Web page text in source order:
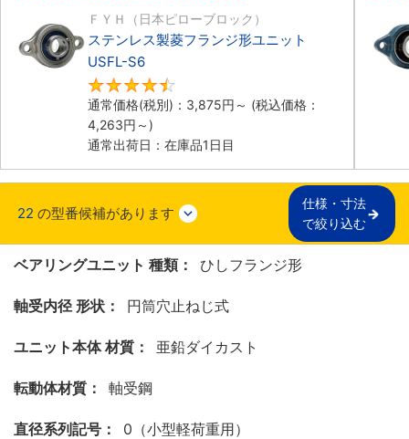
ＦＹＨ（日本ピローブロック）
ステンレス製菱フランジ形ユニット
USFL-S6
通常価格(税別)： 3,875円 ～ (税込価格：
4,263円 ～)
通常出荷日：在庫品1日目
22 の型番候補があります
仕様・寸法
で絞り込む
ベアリングユニット 種類： ひしフランジ形
軸受内径 形状： 円筒穴止ねじ式
ユニット本体 材質： 亜鉛ダイカスト
転動体材質： 軸受鋼
直径系列記号： 0（小型軽荷重用）